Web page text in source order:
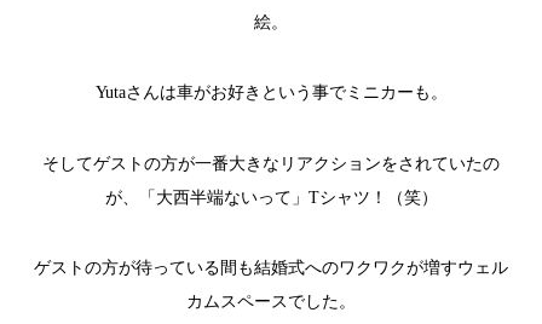
絵。
Yutaさんは車がお好きという事でミニカーも。
そしてゲストの方が一番大きなリアクションをされていたの
が、「大西半端ないって」 Tシャツ！（笑）
ゲストの方が待っている間も結婚式へのワクワクが増すウェル
カムスペースでした。